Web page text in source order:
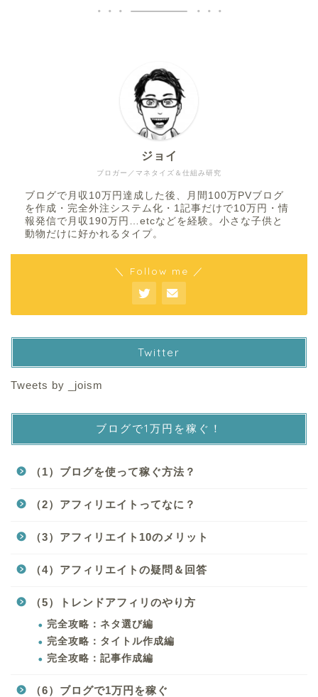
ブロガー／マネタイズ＆仕組み研究
ジョイ
ブログで月収10万円達成した後、月間100万PVブログ
を作成・完全外注システム化・1記事だけで10万円・情
報発信で月収190万円…etcなどを経験。小さな子供と
動物だけに好かれるタイプ。
＼ Follow me ／
Twitter
Tweets by _joism
ブログで1万円を稼ぐ！
（1）ブログを使って稼ぐ方法？
（2）アフィリエイトってなに？
（3）アフィリエイト10のメリット
（4）アフィリエイトの疑問＆回答
（5）トレンドアフィリのやり方
完全攻略：ネタ選び編
完全攻略：タイトル作成編
完全攻略：記事作成編
（6）ブログで1万円を稼ぐ